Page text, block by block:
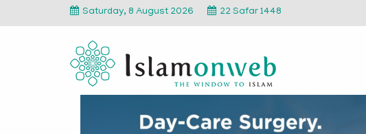
Saturday, 8 August 2026 22 Safar 1448